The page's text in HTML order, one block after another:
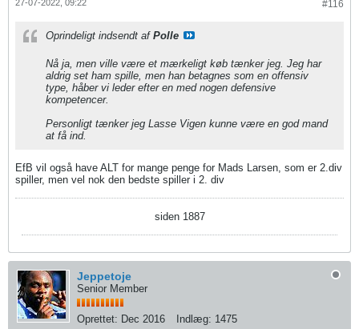
#116
27-07-2022, 09:22
Oprindeligt indsendt af Polle
Nå ja, men ville være et mærkeligt køb tænker jeg. Jeg har
aldrig set ham spille, men han betagnes som en offensiv
type, håber vi leder efter en med nogen defensive
kompetencer.
Personligt tænker jeg Lasse Vigen kunne være en god mand
at få ind.
EfB vil også have ALT for mange penge for Mads Larsen, som er 2.div
spiller, men vel nok den bedste spiller i 2. div
siden 1887
Jeppetoje
Senior Member
Oprettet: Dec 2016 Indlæg: 1475